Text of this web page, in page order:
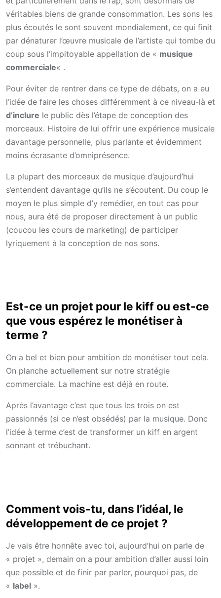
véritables biens de grande consommation. Les sons les
plus écoutés le sont souvent mondialement, ce qui finit
par dénaturer l’œuvre musicale de l’artiste qui tombe du
coup sous l’impitoyable appellation de « musique
commerciale« .
Pour éviter de rentrer dans ce type de débats, on a eu
l’idée de faire les choses différemment à ce niveau-là et
d’inclure le public dès l’étape de conception des
morceaux. Histoire de lui offrir une expérience musicale
davantage personnelle, plus parlante et évidemment
moins écrasante d’omniprésence.
La plupart des morceaux de musique d’aujourd’hui
s’entendent davantage qu’ils ne s’écoutent. Du coup le
moyen le plus simple d’y remédier, en tout cas pour
nous, aura été de proposer directement à un public
(coucou les cours de marketing) de participer
lyriquement à la conception de nos sons.
Est-ce un projet pour le kiff ou est-ce
que vous espérez le monétiser à
terme ?
On a bel et bien pour ambition de monétiser tout cela.
On planche actuellement sur notre stratégie
commerciale. La machine est déjà en route.
Après l’avantage c’est que tous les trois on est
passionnés (si ce n’est obsédés) par la musique. Donc
l’idée à terme c’est de transformer un kiff en argent
sonnant et trébuchant.
Comment vois-tu, dans l’idéal, le
développement de ce projet ?
Je vais être honnête avec toi, aujourd’hui on parle de
« projet », demain on a pour ambition d’aller aussi loin
que possible et de finir par parler, pourquoi pas, de
« label ».